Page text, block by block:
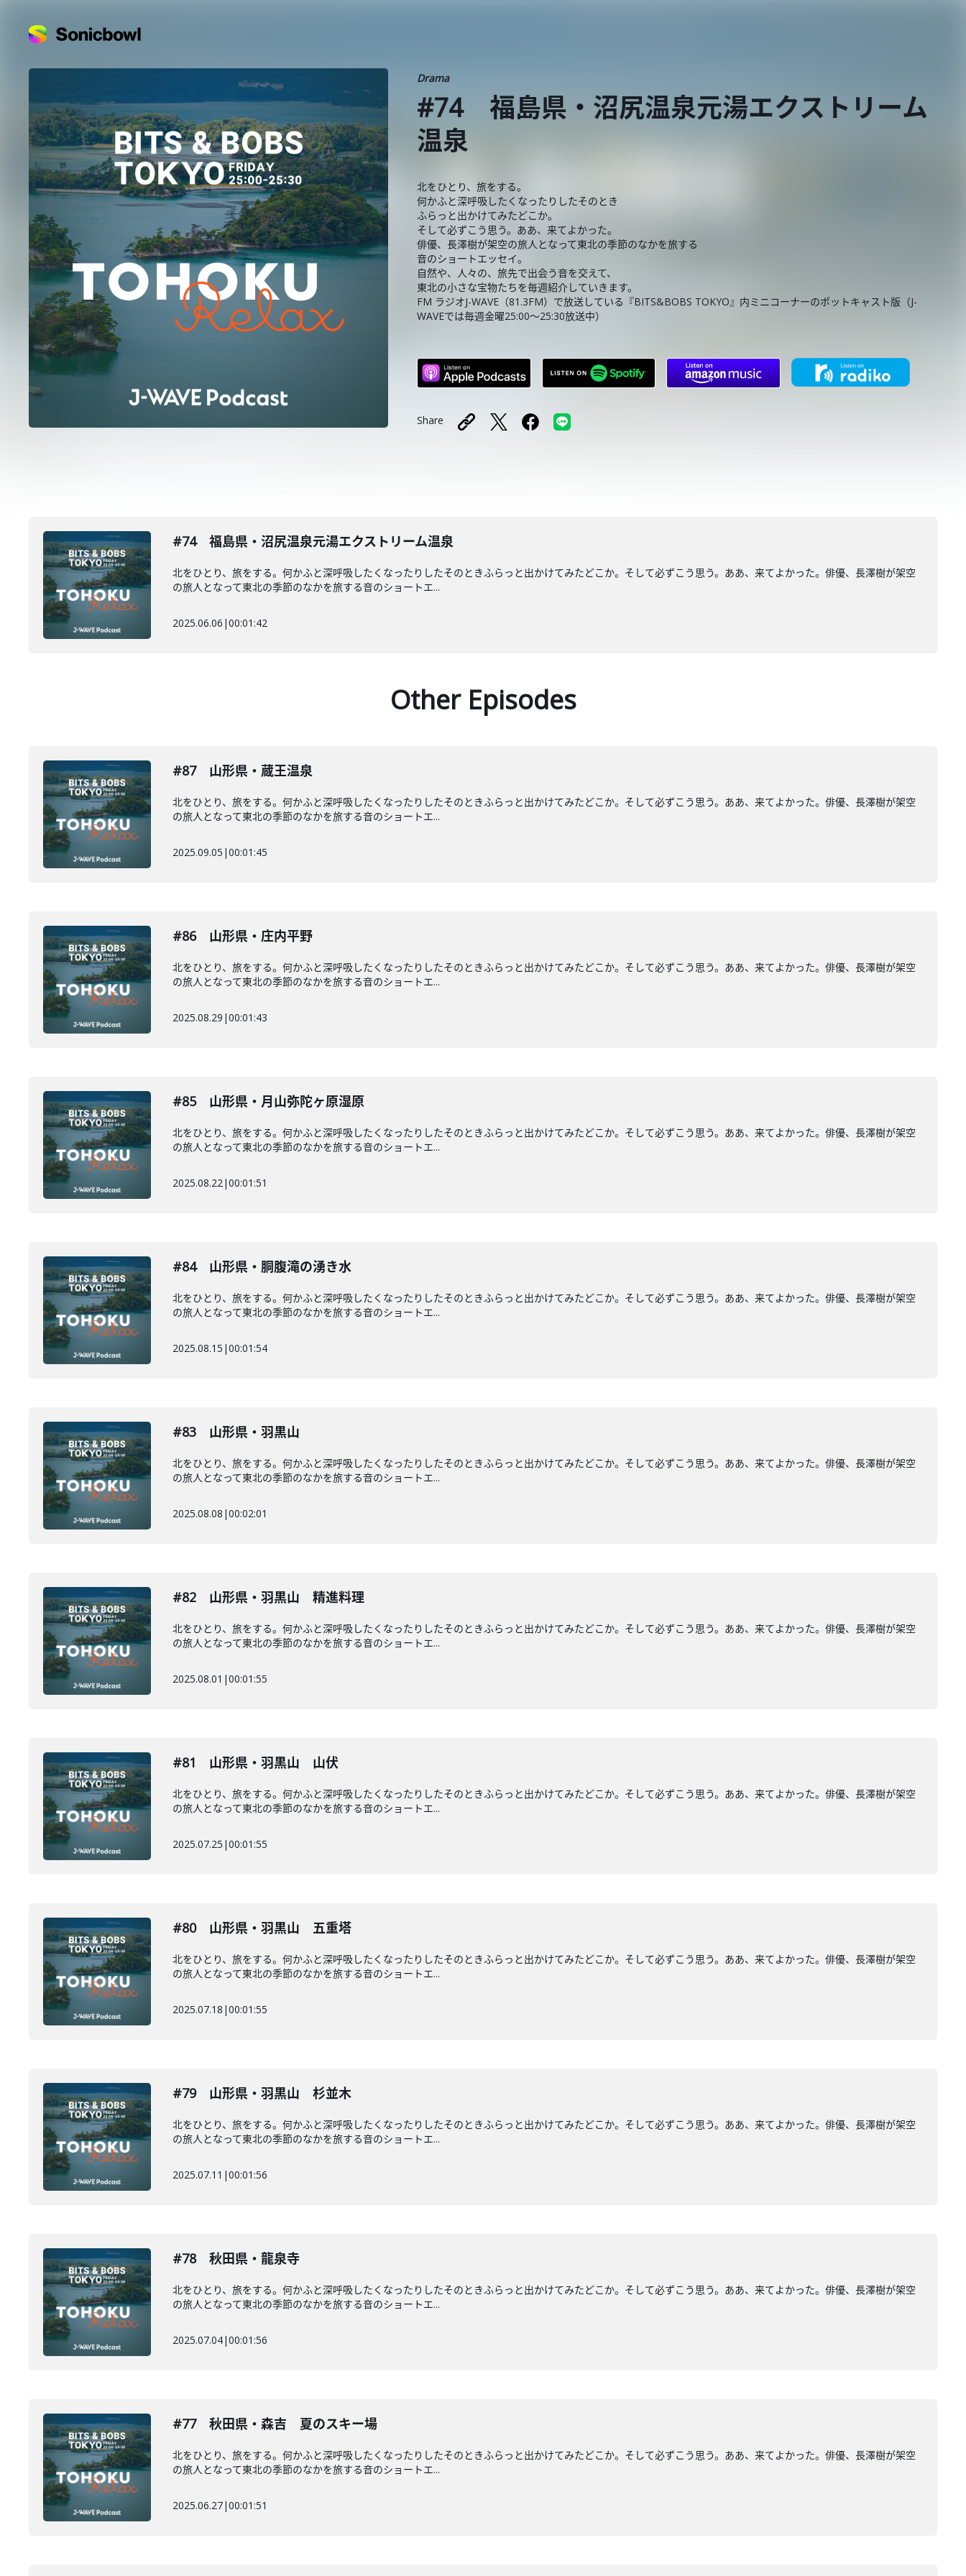
Drama
#74 福島県・沼尻温泉元湯エクストリーム
温泉
北をひとり、旅をする。
何かふと深呼吸したくなったりしたそのとき
ふらっと出かけてみたどこか。
そして必ずこう思う。ああ、来てよかった。
俳優、長澤樹が架空の旅人となって東北の季節のなかを旅する
音のショートエッセイ。
自然や、人々の、旅先で出会う音を交えて、
東北の小さな宝物たちを毎週紹介していきます。
FM ラジオJ-WAVE（81.3FM）で放送している『BITS&BOBS TOKYO』内ミニコーナーのポットキャスト版（J-
WAVEでは毎週金曜25:00～25:30放送中）
Share
#74 福島県・沼尻温泉元湯エクストリーム温泉
北をひとり、旅をする。何かふと深呼吸したくなったりしたそのときふらっと出かけてみたどこか。そして必ずこう思う。ああ、来てよかった。俳優、長澤樹が架空
の旅人となって東北の季節のなかを旅する音のショートエ...
2025.06.06 |00:01:42
Other Episodes
#87 山形県・蔵王温泉
北をひとり、旅をする。何かふと深呼吸したくなったりしたそのときふらっと出かけてみたどこか。そして必ずこう思う。ああ、来てよかった。俳優、長澤樹が架空
の旅人となって東北の季節のなかを旅する音のショートエ...
2025.09.05 |00:01:45
#86 山形県・庄内平野
北をひとり、旅をする。何かふと深呼吸したくなったりしたそのときふらっと出かけてみたどこか。そして必ずこう思う。ああ、来てよかった。俳優、長澤樹が架空
の旅人となって東北の季節のなかを旅する音のショートエ...
2025.08.29 |00:01:43
#85 山形県・⽉⼭弥陀ヶ原湿原
北をひとり、旅をする。何かふと深呼吸したくなったりしたそのときふらっと出かけてみたどこか。そして必ずこう思う。ああ、来てよかった。俳優、長澤樹が架空
の旅人となって東北の季節のなかを旅する音のショートエ...
2025.08.22|00:01:51
#84 山形県・胴腹滝の湧き水
北をひとり、旅をする。何かふと深呼吸したくなったりしたそのときふらっと出かけてみたどこか。そして必ずこう思う。ああ、来てよかった。俳優、長澤樹が架空
の旅人となって東北の季節のなかを旅する音のショートエ...
2025.08.15 |00:01:54
#83 山形県・羽黒山
北をひとり、旅をする。何かふと深呼吸したくなったりしたそのときふらっと出かけてみたどこか。そして必ずこう思う。ああ、来てよかった。俳優、長澤樹が架空
の旅人となって東北の季節のなかを旅する音のショートエ...
2025.08.08 |00:02:01
#82 山形県・羽黒山 精進料理
北をひとり、旅をする。何かふと深呼吸したくなったりしたそのときふらっと出かけてみたどこか。そして必ずこう思う。ああ、来てよかった。俳優、長澤樹が架空
の旅人となって東北の季節のなかを旅する音のショートエ...
2025.08.01 |00:01:55
#81 山形県・羽黒山 山伏
北をひとり、旅をする。何かふと深呼吸したくなったりしたそのときふらっと出かけてみたどこか。そして必ずこう思う。ああ、来てよかった。俳優、長澤樹が架空
の旅人となって東北の季節のなかを旅する音のショートエ...
2025.07.25 |00:01:55
#80 山形県・羽黒山 五重塔
北をひとり、旅をする。何かふと深呼吸したくなったりしたそのときふらっと出かけてみたどこか。そして必ずこう思う。ああ、来てよかった。俳優、長澤樹が架空
の旅人となって東北の季節のなかを旅する音のショートエ...
2025.07.18 |00:01:55
#79 山形県・羽黒山 杉並木
北をひとり、旅をする。何かふと深呼吸したくなったりしたそのときふらっと出かけてみたどこか。そして必ずこう思う。ああ、来てよかった。俳優、長澤樹が架空
の旅人となって東北の季節のなかを旅する音のショートエ...
2025.07.11 |00:01:56
#78 秋田県・龍泉寺
北をひとり、旅をする。何かふと深呼吸したくなったりしたそのときふらっと出かけてみたどこか。そして必ずこう思う。ああ、来てよかった。俳優、長澤樹が架空
の旅人となって東北の季節のなかを旅する音のショートエ...
2025.07.04|00:01:56
#77 秋田県・森吉 夏のスキー場
北をひとり、旅をする。何かふと深呼吸したくなったりしたそのときふらっと出かけてみたどこか。そして必ずこう思う。ああ、来てよかった。俳優、長澤樹が架空
の旅人となって東北の季節のなかを旅する音のショートエ...
2025.06.27|00:01:51